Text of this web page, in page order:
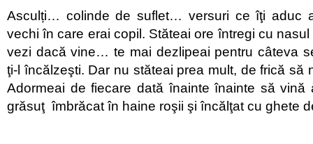
Asculți… colinde de suflet… versuri ce îţi aduc
vechi în care erai copil. Stăteai ore întregi cu
vezi dacă vine… te mai dezlipeai pentru câteva
ţi-l încălzeşti. Dar nu stăteai prea mult, de frică să
Adormeai de fiecare dată înainte înainte să vină
grăsuţ îmbrăcat în haine roşii şi încălţat cu ghete